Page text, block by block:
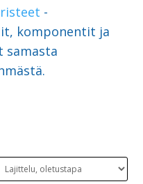
-
komponentit ja
samasta